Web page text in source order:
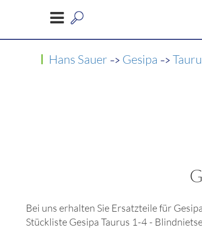
Hans Sauer -> Gesipa ->
Bei uns erhalten Sie Ersatzteile für
Stückliste Gesipa Taurus 1-4 -